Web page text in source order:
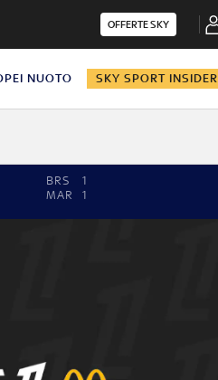
OFFERTE SKY
NUOTO SKY SPORT INSIDER
BRS
1
MAR
1